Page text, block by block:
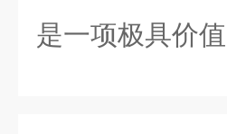
是一项极具价值